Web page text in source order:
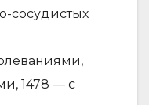
сосудистых
1478 — с